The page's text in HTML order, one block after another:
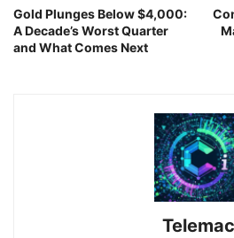
Gold Plunges Below $4,000:
A Decade’s Worst Quarter
and What Comes Next
Telemac